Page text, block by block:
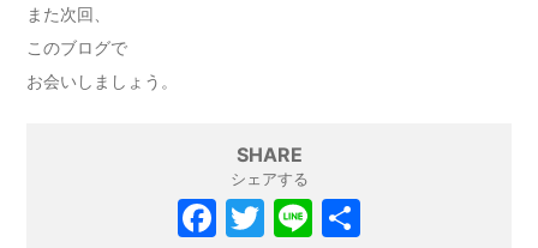
また次回、
このブログで
お会いしましょう。
SHARE
シェアする